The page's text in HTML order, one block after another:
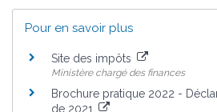
Pour en savoir plus
Site des impôts
Ministère chargé des finances
Brochure pratique 2022 -
de 2021